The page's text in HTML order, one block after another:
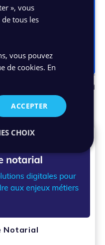
Notarial
», vous
tous les
vous pouvez
de cookies. En
ACCEPTER
CHOIX